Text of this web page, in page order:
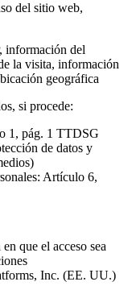
del sitio web,
información del
la visita, información
geográfica
si procede:
1, pág. 1 TTDSG
de datos y
Artículo 6,
que el acceso sea
Inc. (EE. UU.)